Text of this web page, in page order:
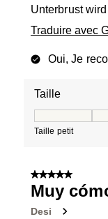
Unterbrust
Traduire avec
Oui, Je
Taille
Taille petit
5 sur 5 étoiles.
Muy
Desi